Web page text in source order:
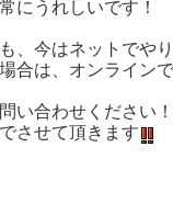
にうれしいです！
、今はネットでや
合は、オンライン
い合わせください！
させて頂きます